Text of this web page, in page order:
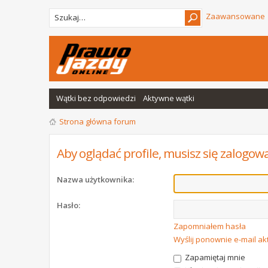
Zaawansowane
Wątki bez odpowiedzi Aktywne wątki
Strona główna forum
Aby oglądać profile, musisz się
Nazwa użytkownika:
Hasło:
Zapomniałem hasła
Wyślij ponownie e-mail
Zapamiętaj mnie